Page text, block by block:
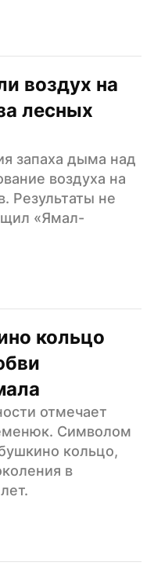
воздух на
лесных
запаха дыма над
воздуха на
Результаты не
«Ямал-
кольцо
отмечает
Символом
кольцо,
в